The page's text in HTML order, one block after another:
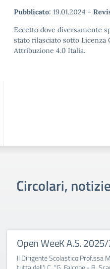
Pubblicato: 19.01.2024 -
Eccetto dove diversamente
stato rilasciato sotto Licenza
Attribuzione 4.0 Italia.
Circolari,
Open WeeK A.S.
Il Dirigente Scolastico Prof.ssa